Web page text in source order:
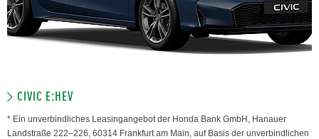
CIVIC E:HEV
* Ein unverbindliches Leasingangebot der Honda Bank GmbH, Hanauer
Landstraße 222–226, 60314 Frankfurt am Main, auf Basis der unverbindlichen